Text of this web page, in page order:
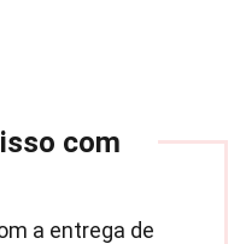
com
a entrega de